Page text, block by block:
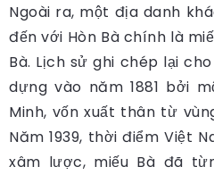
Ngoài ra, một địa danh
đến với Hòn Bà chính là
Bà. Lịch sử ghi chép lại
dựng vào năm 1881 bởi
Minh, vốn xuất thân từ
Năm 1939, thời điểm Việt
xâm lược, miếu Bà đã